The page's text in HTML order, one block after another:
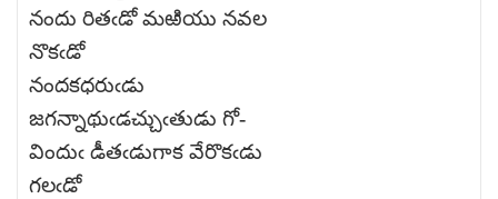
నందు రితఁడో మఱియు నవల
నొకఁడో
నందకధరుఁడు
జగన్నాథుఁడచ్చుఁతుడు గో-
విందుఁ డీతఁడుగాక వేరొకఁడు
గలఁడో